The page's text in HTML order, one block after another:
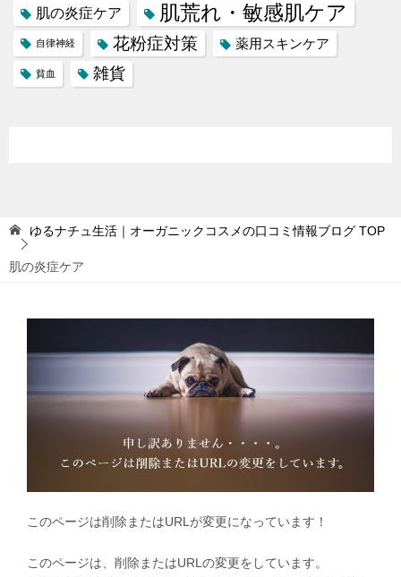
肌の炎症ケア 肌荒れ・敏感肌ケア
自律神経 花粉症対策 薬用スキンケア
貧血 雑貨
ゆるナチュ生活｜オーガニックコスメの口コミ情報ブログ TOP
肌の炎症ケア
このページは削除またはURLが変更になっています！
このページは、削除またはURLの変更をしています。